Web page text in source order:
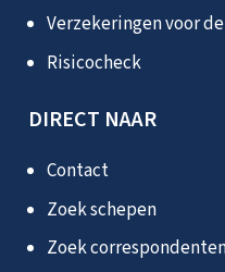
Verzekeringen voor
Risicocheck
DIRECT NAAR
Contact
Zoek schepen
Zoek